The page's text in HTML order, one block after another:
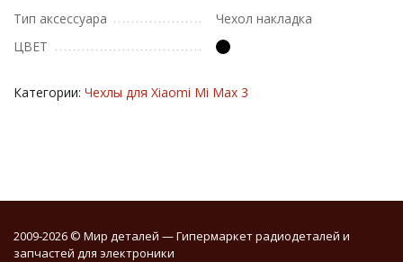
Тип аксессуара
Чехол накладка
ЦВЕТ
Категории: Чехлы для Xiaomi Mi Max 3
2009-2026 © Мир деталей — Гипермаркет радиодеталей и
запчастей для электроники